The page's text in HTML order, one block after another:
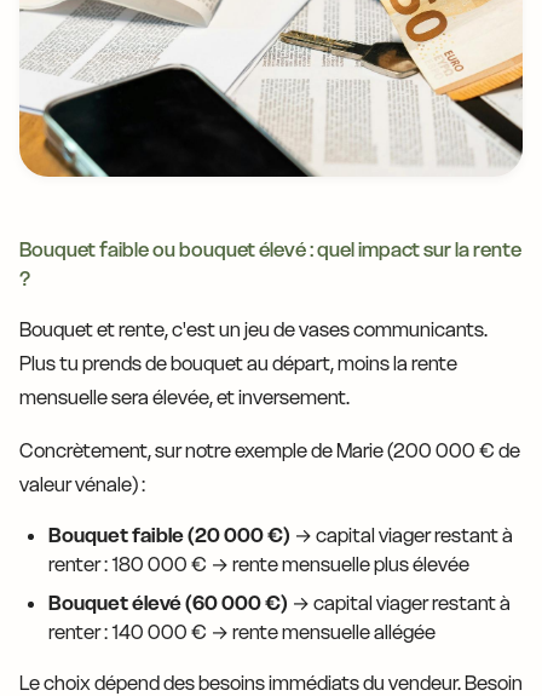
Bouquet faible ou bouquet élevé : quel impact sur la rente
?
Bouquet et rente, c'est un jeu de vases communicants.
Plus tu prends de bouquet au départ, moins la rente
mensuelle sera élevée, et inversement.
Concrètement, sur notre exemple de Marie (200 000 € de
valeur vénale) :
Bouquet faible (20 000 €) → capital viager restant à
renter : 180 000 € → rente mensuelle plus élevée
Bouquet élevé (60 000 €) → capital viager restant à
renter : 140 000 € → rente mensuelle allégée
Le choix dépend des besoins immédiats du vendeur. Besoin